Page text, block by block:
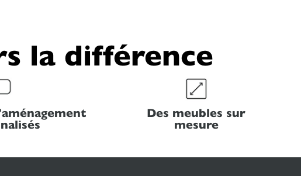
la différence
Des meubles sur
mesure